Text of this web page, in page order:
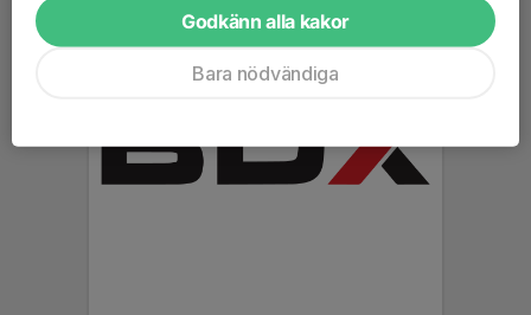
Godkänn alla kakor
Bara nödvändiga